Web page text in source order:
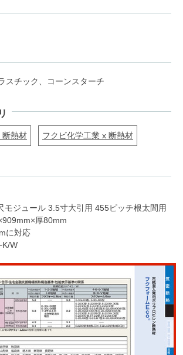
スチック、コーンスターチ
断熱材 フクビ化学工業 x 断熱材
モジュール 3.5寸大引用 455ピッチ根太間用
厚80mm
に対応
W